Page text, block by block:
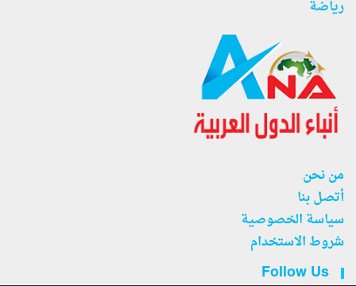
رياضة
من نحن
أتصل بنا
سياسة الخصوصية
شروط الاستخدام
Follow Us